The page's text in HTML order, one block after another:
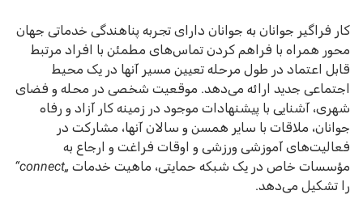
کار فراگیر جوانان به جوانان دارای تجربه پناهندگی خدماتی جهان
محور همراه با فراهم کردن تماس‌های مطمئن با افراد مرتبط
قابل اعتماد در طول مرحله تعیین مسیر آنها در یک محیط
اجتماعی جدید ارائه می‌دهد. موقعیت شخصی در محله و فضای
شهری، آشنایی با پیشنهادات موجود در زمینه کار آزاد و رفاه
جوانان، ملاقات با سایر همسن و سالان آنها، مشارکت در
فعالیت‌های آموزشی ورزشی و اوقات فراغت و ارجاع به
مؤسسات خاص در یک شبکه حمایتی، ماهیت خدمات „connect“
را تشکیل می‌دهد.